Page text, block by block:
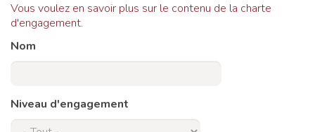
Vous voulez en savoir plus sur le contenu de la charte
d'engagement.
Nom
Niveau d'engagement